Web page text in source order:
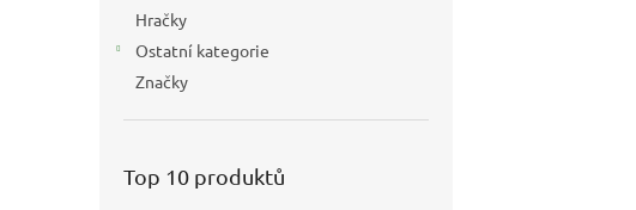
Hračky
Ostatní kategorie
Značky
Top 10 produktů